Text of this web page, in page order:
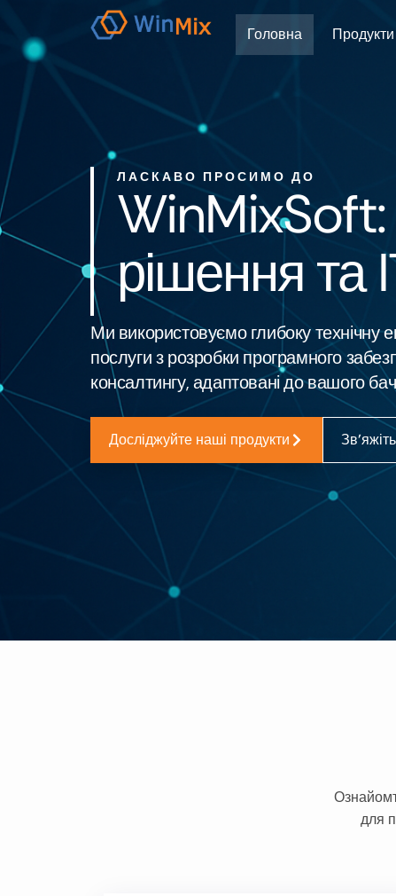
Головна Продукти
ЛАСКАВО ПРОСИМО ДО
WinMixSoft:
рішення та
Ми використовуємо глибоку технічну
послуги з розробки програмного
консалтингу, адаптовані до вашого
Досліджуйте наші продукти
для